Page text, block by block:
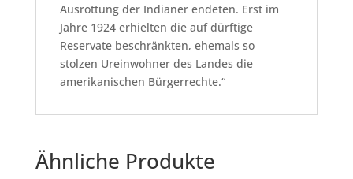
Ausrottung der Indianer endeten. Erst im
Jahre 1924 erhielten die auf dürftige
Reservate beschränkten, ehemals so
stolzen Ureinwohner des Landes die
amerikanischen Bürgerrechte.“
Ähnliche Produkte